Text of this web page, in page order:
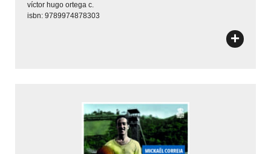
víctor hugo ortega c.
isbn: 9789974878303
+